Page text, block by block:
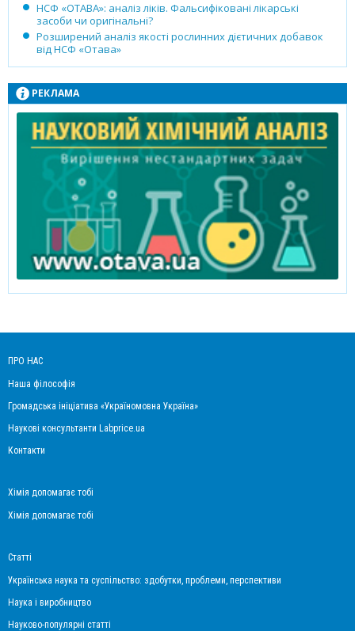
НСФ «ОТАВА»: аналіз ліків. Фальсифіковані лікарські
засоби чи оригінальні?
Розширений аналіз якості рослинних дієтичних добавок
від НСФ «Отава»
РЕКЛАМА
ПРО НАС
Наша філософія
Громадська ініціатива «Україномовна Україна»
Наукові консультанти Labprice.ua
Контакти
Хімія допомагає тобі
Хімія допомагає тобі
Статті
Українська наука та суспільство: здобутки, проблеми, перспективи
Наука і виробництво
Науково-популярні статті